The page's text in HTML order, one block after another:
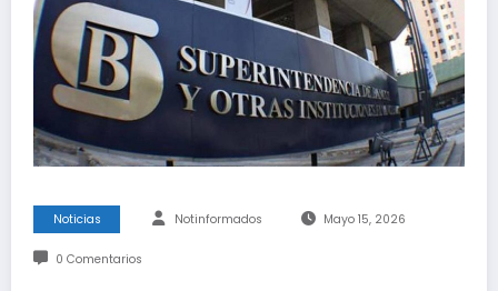
Noticias Notinformados Mayo 15, 2026
0 Comentarios